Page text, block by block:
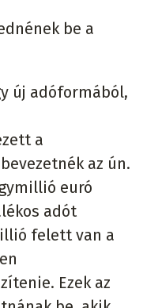
be a
új adóformából,
a
az ún.
euró
adót
felett van a
Ezek az